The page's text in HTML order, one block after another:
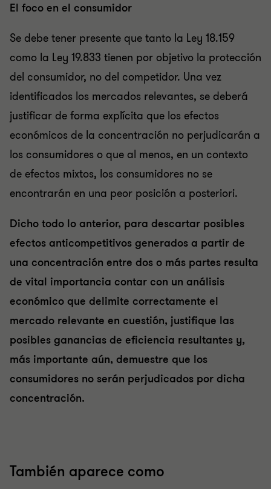
El foco en el consumidor
Se debe tener presente que tanto la Ley 18.159
como la Ley 19.833 tienen por objetivo la protección
del consumidor, no del competidor. Una vez
identificados los mercados relevantes, se deberá
justificar de forma explícita que los efectos
económicos de la concentración no perjudicarán a
los consumidores o que al menos, en un contexto
de efectos mixtos, los consumidores no se
encontrarán en una peor posición a posteriori.
Dicho todo lo anterior, para descartar posibles
efectos anticompetitivos generados a partir de
una concentración entre dos o más partes resulta
de vital importancia contar con un análisis
económico que delimite correctamente el
mercado relevante en cuestión, justifique las
posibles ganancias de eficiencia resultantes y,
más importante aún, demuestre que los
consumidores no serán perjudicados por dicha
concentración.
También aparece como